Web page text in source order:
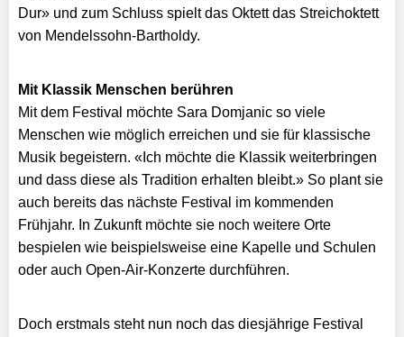
Dur» und zum Schluss spielt das Oktett das Streichoktett
von Mendelssohn-Bartholdy.
Mit Klassik Menschen berühren
Mit dem Festival möchte Sara Domjanic so viele
Menschen wie möglich erreichen und sie für klassische
Musik begeistern. «Ich möchte die Klassik weiterbringen
und dass diese als Tradition erhalten bleibt.» So plant sie
auch bereits das nächste Festival im kommenden
Frühjahr. In Zukunft möchte sie noch weitere Orte
bespielen wie beispielsweise eine Kapelle und Schulen
oder auch Open-Air-Konzerte durchführen.
Doch erstmals steht nun noch das diesjährige Festival